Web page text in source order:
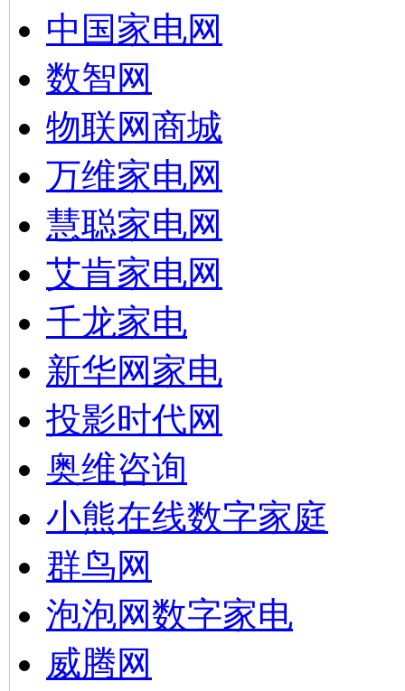
中国家电网
数智网
物联网商城
万维家电网
慧聪家电网
艾肯家电网
千龙家电
新华网家电
投影时代网
奥维咨询
小熊在线数字家庭
群鸟网
泡泡网数字家电
威腾网